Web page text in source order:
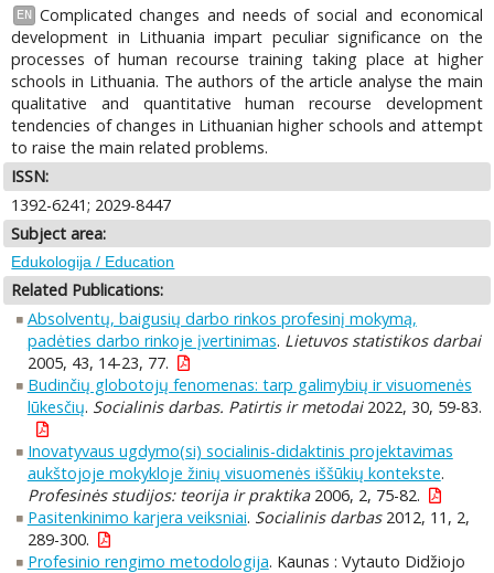
EN
Complicated changes and needs of social and economical
development in Lithuania impart peculiar significance on the
processes of human recourse training taking place at higher
schools in Lithuania. The authors of the article analyse the main
qualitative and quantitative human recourse development
tendencies of changes in Lithuanian higher schools and attempt
to raise the main related problems.
ISSN:
1392-6241; 2029-8447
Subject area:
Edukologija / Education
Related Publications:
Absolventų, baigusių darbo rinkos profesinį mokymą,
padėties darbo rinkoje įvertinimas. Lietuvos statistikos darbai
2005, 43, 14-23, 77.
Budinčių globotojų fenomenas: tarp galimybių ir visuomenės
lūkesčių. Socialinis darbas. Patirtis ir metodai2022, 30, 59-83.
Inovatyvaus ugdymo(si) socialinis-didaktinis projektavimas
aukštojoje mokykloje žinių visuomenės iššūkių kontekste.
Profesinės studijos: teorija ir praktika2006, 2, 75-82.
Pasitenkinimo karjera veiksniai. Socialinis darbas2012, 11, 2,
289-300.
Profesinio rengimo metodologija. Kaunas : Vytauto Didžiojo